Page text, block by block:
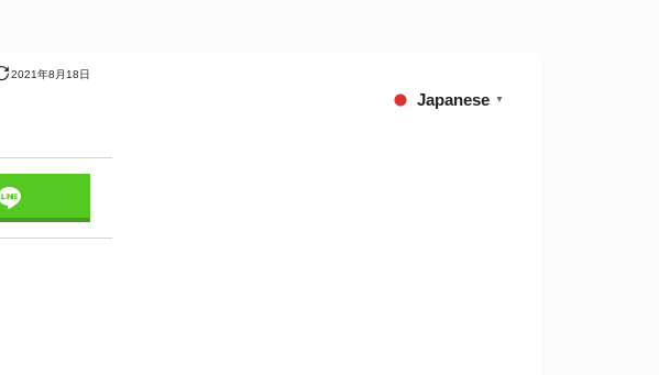
2021年8月18日
Japanese ▼